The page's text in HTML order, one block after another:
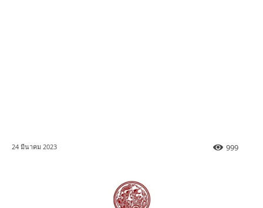
24 มีนาคม 2023 999